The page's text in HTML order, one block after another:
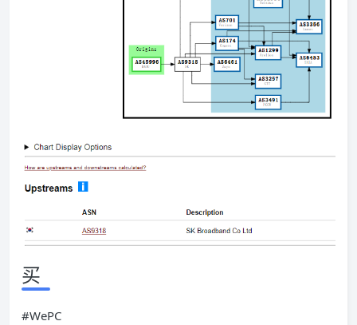
买
#WePC